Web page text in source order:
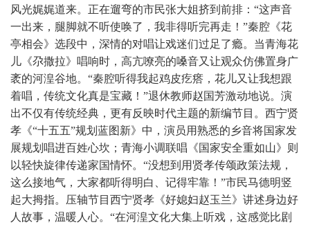
风光娓娓道来。正在遛弯的市民张大姐挤到前排：“这声音
一出来，腿脚就不听使唤了，我非得听完再走！”秦腔《花
亭相会》选段中，深情的对唱让戏迷们过足了瘾。当青海花
儿《尕撒拉》唱响时，高亢嘹亮的嗓音又让观众仿佛置身广
袤的河湟谷地。“秦腔听得我起鸡皮疙瘩，花儿又让我想跟
着唱，传统文化真是宝藏！”退休教师赵国芳激动地说。演
出不仅有传统经典，更有反映时代主题的新编节目。西宁贤
孝《“十五五”规划蓝图新》中，演员用熟悉的乡音将国家发
展规划唱进百姓心坎；青海小调联唱《国家安全重如山》则
以轻快旋律传递家国情怀。“没想到用贤孝传颂政策法规，
这么接地气，大家都听得明白、记得牢靠！”市民马德明竖
起大拇指。压轴节目西宁贤孝《好媳妇赵玉兰》讲述身边好
人故事，温暖人心。“在河湟文化大集上听戏，这感觉比剧